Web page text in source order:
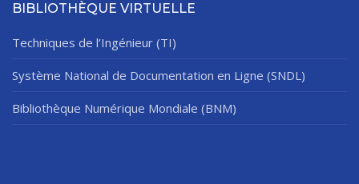
BIBLIOTHÈQUE VIRTUELLE
Techniques de l’Ingénieur (TI)
Système National de Documentation en Ligne (SNDL)
Bibliothèque Numérique Mondiale (BNM)